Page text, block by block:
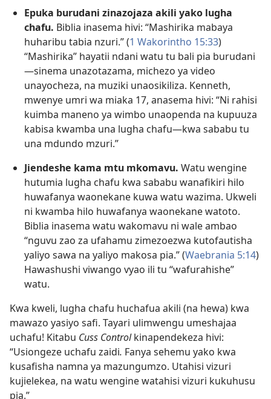
Epuka burudani zinazojaza akili yako lugha
chafu. Biblia inasema hivi: “Mashirika mabaya
huharibu tabia nzuri.” (1 Wakorintho 15:33)
“Mashirika” hayatii ndani watu tu bali pia burudani​
—sinema unazotazama, michezo ya video
unayocheza, na muziki unaosikiliza. Kenneth,
mwenye umri wa miaka 17, anasema hivi: “Ni rahisi
kuimba maneno ya wimbo unaopenda na kupuuza
kabisa kwamba una lugha chafu​—kwa sababu tu
una mdundo mzuri.”
Jiendeshe kama mtu mkomavu. Watu wengine
hutumia lugha chafu kwa sababu wanafikiri hilo
huwafanya waonekane kuwa watu wazima. Ukweli
ni kwamba hilo huwafanya waonekane watoto.
Biblia inasema watu wakomavu ni wale ambao
“nguvu zao za ufahamu zimezoezwa kutofautisha
yaliyo sawa na yaliyo makosa pia.” (Waebrania 5:​14)
Hawashushi viwango vyao ili tu “wafurahishe”
watu.
Kwa kweli, lugha chafu huchafua akili (na hewa) kwa
mawazo yasiyo safi. Tayari ulimwengu umeshajaa
uchafu! Kitabu Cuss Controlkinapendekeza hivi:
“Usiongeze uchafu zaidi. Fanya sehemu yako kwa
kusafisha namna ya mazungumzo. Utahisi vizuri
kujielekea, na watu wengine watahisi vizuri kukuhusu
pia.”